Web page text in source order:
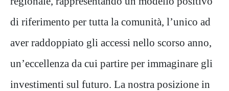
di riferimento per tutta la comunità, l’unico ad
aver raddoppiato gli accessi nello scorso anno,
un’eccellenza da cui partire per immaginare gli
investimenti sul futuro. La nostra posizione in